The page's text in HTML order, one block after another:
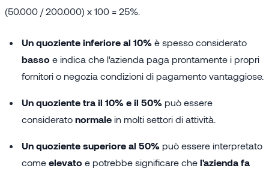
(50.000 / 200.000) x 100 = 25%.
Un quoziente inferiore al 10% è spesso considerato
basso e indica che l'azienda paga prontamente i propri
fornitori o negozia condizioni di pagamento vantaggiose.
Un quoziente tra il 10% e il 50% può essere
considerato normale in molti settori di attività.
Un quoziente superiore al 50% può essere interpretato
come elevato e potrebbe significare che l'azienda fa